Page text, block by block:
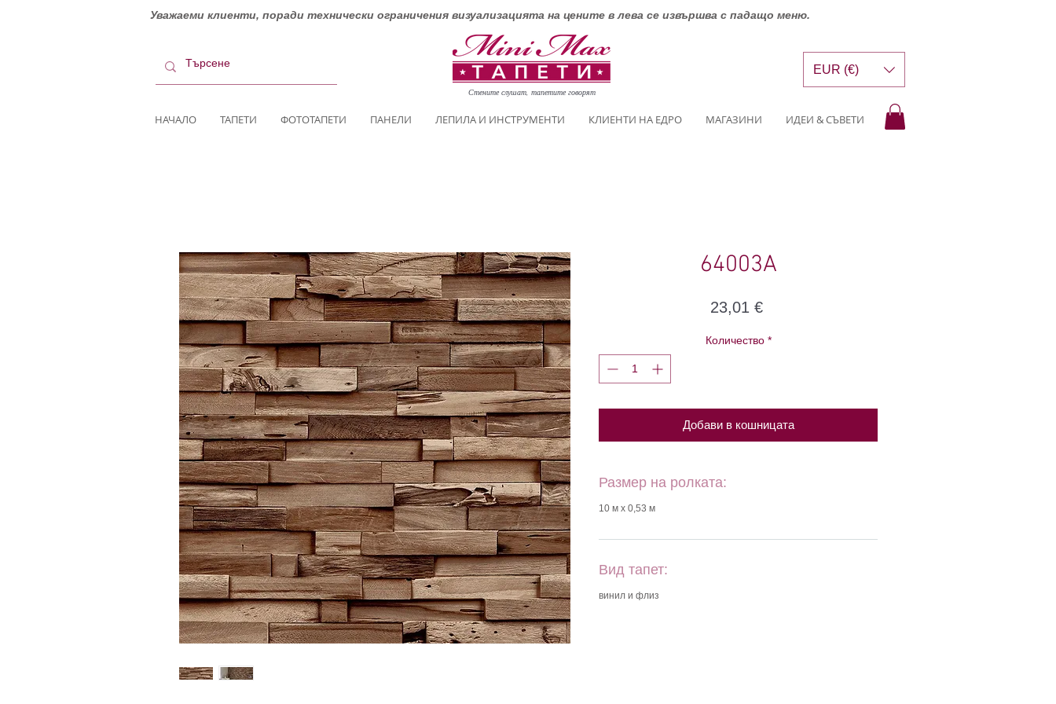
Уважаеми клиенти, поради технически ограничения визуализацията на цените в лева се извършва с падащо меню.
Стените слушат, тапетите говорят
НАЧАЛО ТАПЕТИ ФОТОТАПЕТИ ПАНЕЛИ ЛЕПИЛА И ИНСТРУМЕНТИ КЛИЕНТИ НА ЕДРО МАГАЗИНИ ИДЕИ & СЪВЕТИ
EUR (€)
64003A
23,01 €Цена
Количество *
Добави в кошницата
Размер на ролката:
10 м х 0,53 м
Вид тапет:
винил и флиз